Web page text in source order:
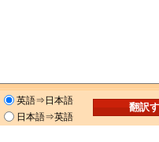
英語⇒日本語
日本語⇒英語